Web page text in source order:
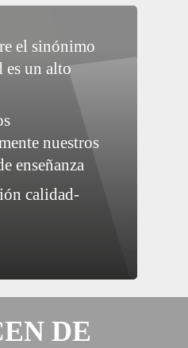
el sinónimo
es un alto
nuestros
enseñanza
calidad-
DE